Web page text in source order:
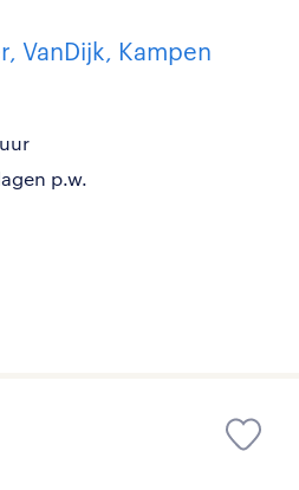
VanDijk, Kampen
p.w.